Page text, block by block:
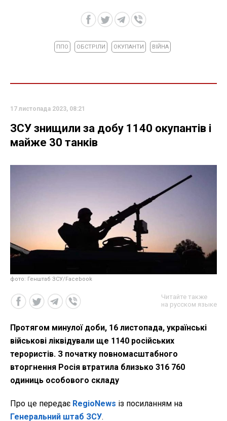
ППО ОБСТРІЛИ ОКУПАНТИ ВІЙНА
17 листопада 2023, 08:21
ЗСУ знищили за добу 1140 окупантів і
майже 30 танків
фото: Генштаб ЗСУ/Facebook
Читайте также
на русском языке
Протягом минулої доби, 16 листопада, українські
військові ліквідували ще 1140 російських
терористів. З початку повномасштабного
вторгнення Росія втратила близько 316 760
одиниць особового складу
Про це передає RegioNews із посиланням на
Генеральний штаб ЗСУ.